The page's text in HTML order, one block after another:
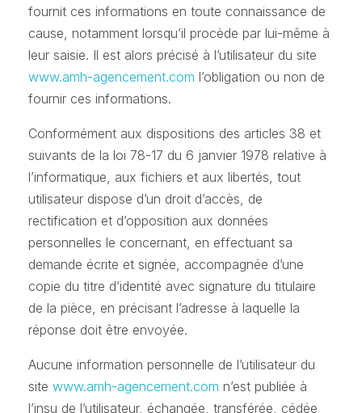
fournit ces informations en toute connaissance de
cause, notamment lorsqu’il procède par lui-même à
leur saisie. Il est alors précisé à l’utilisateur du site
www.amh-agencement.com l’obligation ou non de
fournir ces informations.
Conformément aux dispositions des articles 38 et
suivants de la loi 78-17 du 6 janvier 1978 relative à
l’informatique, aux fichiers et aux libertés, tout
utilisateur dispose d’un droit d’accès, de
rectification et d’opposition aux données
personnelles le concernant, en effectuant sa
demande écrite et signée, accompagnée d’une
copie du titre d’identité avec signature du titulaire
de la pièce, en précisant l’adresse à laquelle la
réponse doit être envoyée.
Aucune information personnelle de l’utilisateur du
site www.amh-agencement.com n’est publiée à
l’insu de l’utilisateur, échangée, transférée, cédée